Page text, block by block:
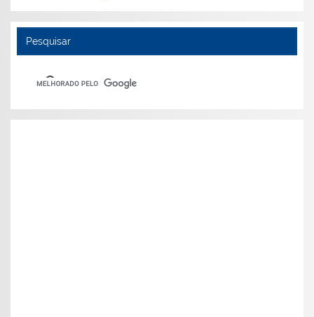
Pesquisar